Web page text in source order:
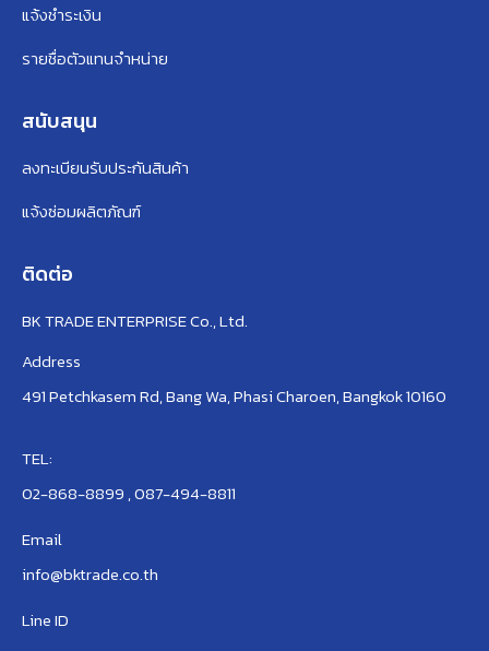
แจ้งชำระเงิน
รายชื่อตัวแทนจำหน่าย
สนับสนุน
ลงทะเบียนรับประกันสินค้า
แจ้งซ่อมผลิตภัณฑ์
ติดต่อ
BK TRADE ENTERPRISE Co., Ltd.
Address
491 Petchkasem Rd, Bang Wa, Phasi Charoen, Bangkok 10160
TEL:
02-868-8899 , 087-494-8811
Email
info@bktrade.co.th
Line ID